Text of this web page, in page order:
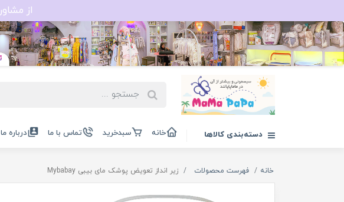
از
دسته‌بندی کالاها خانه سبدخرید تماس با ما درباره ما
خانه فهرست محصولات زیر انداز تعویض پوشک مای بیبی Mybabay